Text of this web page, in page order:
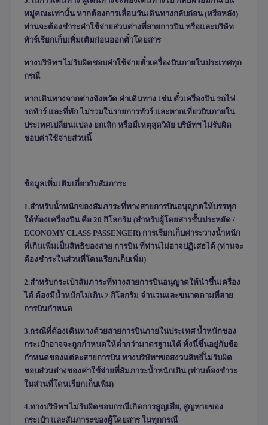
หมู่คณะเท่านั้น หากต้องการเลื่อนวันเดินทางกลับก่อน (หรือหลัง)
ท่านจะต้องชำระค่าใช้จ่ายส่วนต่างที่สายการบิน หรือและบริษัท
ทัวร์เรียกเก็บเพิ่มเติมก่อนออกตั๋วโดยสาร
ทางบริษัทฯ ไม่รับผิดชอบค่าใช้จ่ายตั๋วเครื่องบินภายในประเทศทุก
กรณี
หากเดินทางจากต่างจังหวัด ค่าเดินทาง เช่น ตั๋วเครื่องบิน รถไฟ
รถทัวร์ และที่พัก ไม่รวมในรายการทัวร์ และหากเที่ยวบินภายใน
ประเทศเปลี่ยนแปลง ยกเลิก หรือมีเหตุสุดวิสัย บริษัทฯ ไม่รับผิด
ชอบค่าใช้จ่ายส่วนนี้
ข้อมูลเพิ่มเติมเกี่ยวกับสัมภาระ
1.สำหรับน้ำหนักของสัมภาระที่ทางสายการบินอนุญาตให้บรรทุก
ใต้ท้องเครื่องบิน คือ 20 กิโลกรัม (สำหรับผู้โดยสารชั้นประหยัด /
ECONOMY CLASS PASSENGER) การเรียกเก็บค่าระวางน้ำหนัก
ที่เกินเพิ่มเป็นสิทธิของสาย การบิน ที่ท่านไม่อาจปฏิเสธได้ (ท่านจะ
ต้องชำระในส่วนที่โดนเรียกเก็บเพิ่ม)
2.สำหรับกระเป๋าสัมภาระที่ทางสายการบินอนุญาตให้นำขึ้นเครื่อง
ได้ ต้องมีน้ำหนักไม่เกิน 7 กิโลกรัม จำนวนและขนาดตามที่สาย
การบินกำหนด
3.กรณีที่ต้องเดินทางด้วยสายการบินภายในประเทศ น้ำหนักของ
กระเป๋าอาจจะถูกกำหนดให้ต่ำกว่ามาตรฐานได้ ทั้งนี้ขึ้นอยู่กับข้อ
กำหนดของแต่ละสายการบิน ทางบริษัทฯขอสงวนสิทธิ์ไม่รับผิด
ชอบส่วนต่างของค่าใช้จ่ายที่สัมภาระน้ำหนักเกิน (ท่านต้องชำระ
ในส่วนที่โดนเรียกเก็บเพิ่ม)
4.ทางบริษัทฯ ไม่รับผิดชอบกรณีเกิดการสูญเสีย, สูญหายของ
กระเป๋า และสัมภาระของผู้โดยสาร ในทุกกรณี